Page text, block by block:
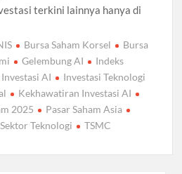
terkini lainnya hanya di
Bursa Saham Korsel
Bursa
Gelembung AI
Indeks
Investasi AI
Investasi Teknologi
Kekhawatiran Investasi AI
2025
Pasar Saham Asia
Sektor Teknologi TSMC